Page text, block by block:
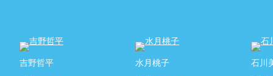
吉野哲平
水月桃子
石川